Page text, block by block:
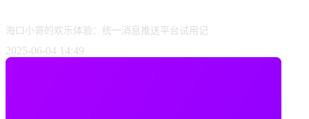
海口小哥的欢乐体验：统一消息推送平台试用记
2025-06-04 14:49